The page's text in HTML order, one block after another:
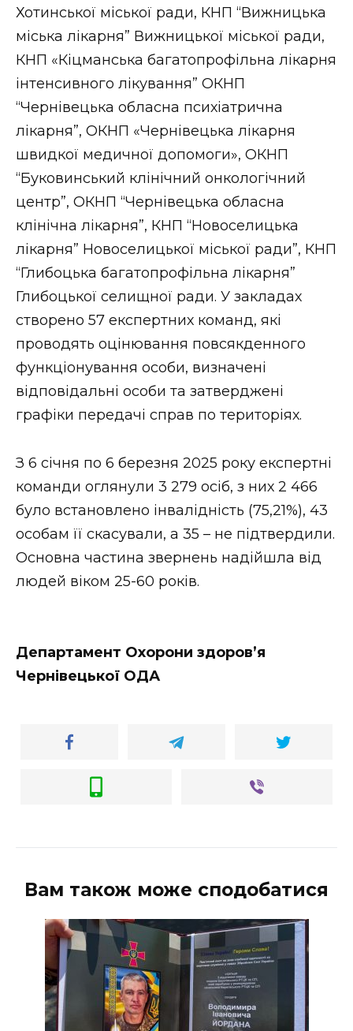
Хотинської міської ради, КНП “Вижницька
міська лікарня” Вижницької міської ради,
КНП «Кіцманська багатопрофільна лікарня
інтенсивного лікування” ОКНП
“Чернівецька обласна психіатрична
лікарня”, ОКНП «Чернівецька лікарня
швидкої медичної допомоги», ОКНП
“Буковинський клінічний онкологічний
центр”, ОКНП “Чернівецька обласна
клінічна лікарня”, КНП “Новоселицька
лікарня” Новоселицької міської ради”, КНП
“Глибоцька багатопрофільна лікарня”
Глибоцької селищної ради. У закладах
створено 57 експертних команд, які
проводять оцінювання повсякденного
функціонування особи, визначені
відповідальні особи та затверджені
графіки передачі справ по територіях.
З 6 січня по 6 березня 2025 року експертні
команди оглянули 3 279 осіб, з них 2 466
було встановлено інвалідність (75,21%), 43
особам її скасували, а 35 – не підтвердили.
Основна частина звернень надійшла від
людей віком 25-60 років.
Департамент Охорони здоров’я
Чернівецької ОДА
Вам також може сподобатися